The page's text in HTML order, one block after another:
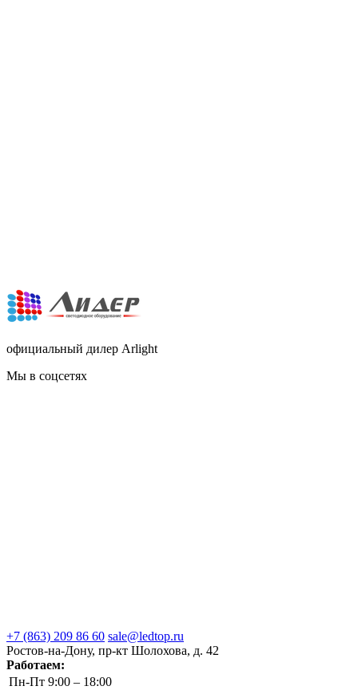
официальный дилер Arlight
Мы в соцсетях
+7 (863) 209 86 60 sale@ledtop.ru
Ростов-на-Дону, пр-кт Шолохова, д. 42
Работаем:
Пн-Пт 9:00 – 18:00